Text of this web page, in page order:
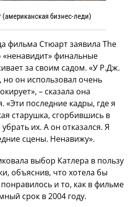
(американская бизнес-леди)
фильма Стюарт заявила The
«ненавидит» финальные
за своим садом. «У Р.Дж.
он использовал очень
– сказала она
«Эти последние кадры, где я
старушка, сгорбившись в
их. А он отказался. Я
сцены. Ненавижу».
выбор Катлера в пользу
объяснив, что хотела бы
и то, как в фильме
срок в 2004 году.